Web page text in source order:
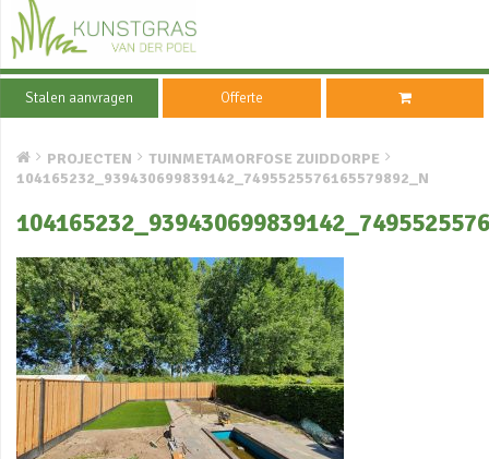
Stalen aanvragen Offerte
PROJECTEN
TUINMETAMORFOSE ZUIDDORPE
104165232_939430699839142_7495525576165579892_N